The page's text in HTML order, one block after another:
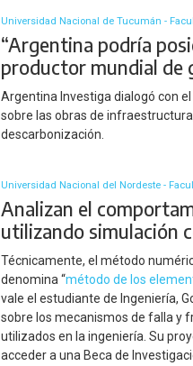
Universidad Nacional de Tucumán -
“Argentina podría
productor mundial de
Argentina Investiga dialogó con
sobre las obras de
descarbonización.
Universidad Nacional del Nordeste -
Analizan el
utilizando simulación
Técnicamente, el método
denomina “método de los
vale el estudiante de Ingeniería,
sobre los mecanismos de falla y
utilizados en la ingeniería. Su
acceder a una Beca de